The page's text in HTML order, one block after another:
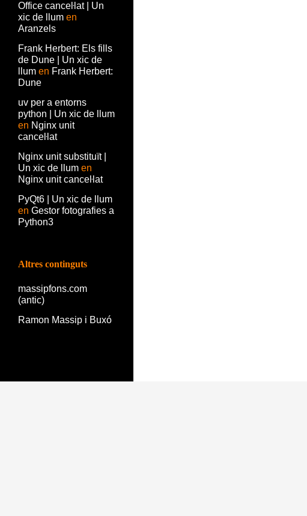
Office canceŀlat | Un
xic de llum en
Aranzels
Frank Herbert: Els fills
de Dune | Un xic de
llum en Frank Herbert:
Dune
uv per a entorns
python | Un xic de llum
en Nginx unit
canceŀlat
Nginx unit substituït |
Un xic de llum en
Nginx unit canceŀlat
PyQt6 | Un xic de llum
en Gestor fotografies a
Python3
Altres continguts
massipfons.com
(antic)
Ramon Massip i Buxó